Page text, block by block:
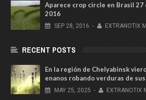
Aparece crop circle en Brasil 27
2016
SEP 28, 2016 - EXTRANOTIX
RECENT POSTS
En la región de Chelyabinsk
enanos robando verduras de
MAY 25, 2025 - EXTRANOTIX